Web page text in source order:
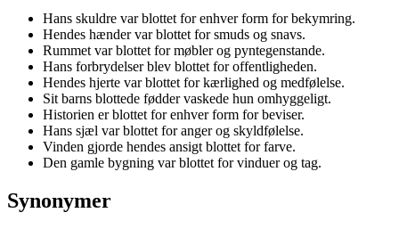
Hans skuldre var blottet for enhver form for bekymring.
Hendes hænder var blottet for smuds og snavs.
Rummet var blottet for møbler og pyntegenstande.
Hans forbrydelser blev blottet for offentligheden.
Hendes hjerte var blottet for kærlighed og medfølelse.
Sit barns blottede fødder vaskede hun omhyggeligt.
Historien er blottet for enhver form for beviser.
Hans sjæl var blottet for anger og skyldfølelse.
Vinden gjorde hendes ansigt blottet for farve.
Den gamle bygning var blottet for vinduer og tag.
Synonymer